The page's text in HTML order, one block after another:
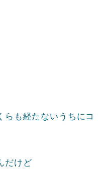
らも経たないうちにコ
だけど